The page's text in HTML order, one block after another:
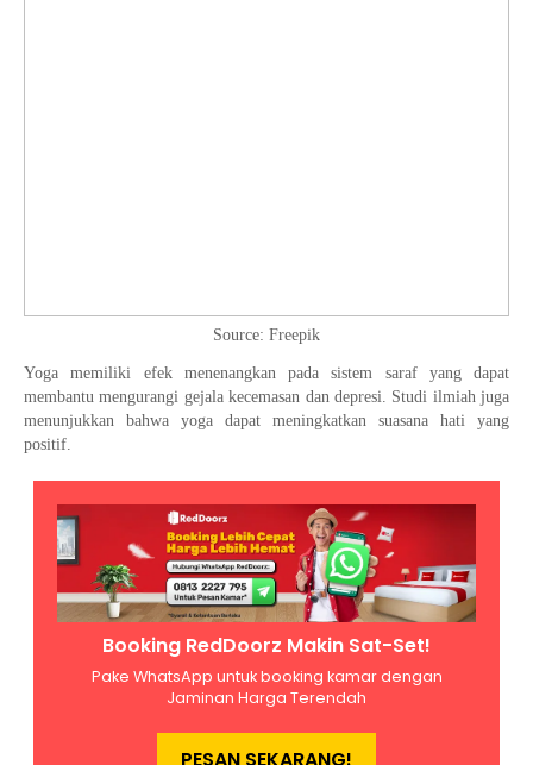
Source: Freepik
Yoga memiliki efek menenangkan pada sistem saraf yang dapat
membantu mengurangi gejala kecemasan dan depresi. Studi ilmiah juga
menunjukkan bahwa yoga dapat meningkatkan suasana hati yang
positif.